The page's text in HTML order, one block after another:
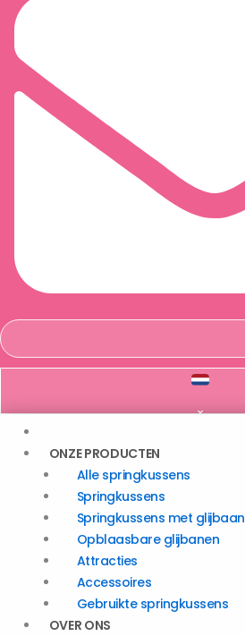
ONZE PRODUCTEN
Alle springkussens
Springkussens
Springkussens met glijbaan
Opblaasbare glijbanen
Attracties
Accessoires
Gebruikte springkussens
OVER ONS